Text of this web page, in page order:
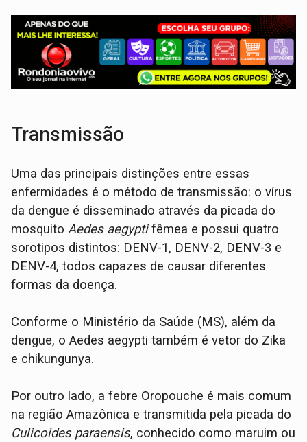
Transmissão
Uma das principais distinções entre essas
enfermidades é o método de transmissão: o vírus
da dengue é disseminado através da picada do
mosquitoAedes aegyptifêmea e possui quatro
sorotipos distintos: DENV-1, DENV-2, DENV-3 e
DENV-4, todos capazes de causar diferentes
formas da doença.
Conforme o Ministério da Saúde (MS), além da
dengue, o Aedes aegypti também é vetor do Zika
e chikungunya.
Por outro lado, a febre Oropouche é mais comum
na região Amazônica e transmitida pela picada do
Culicoides paraensis, conhecido como maruim ou